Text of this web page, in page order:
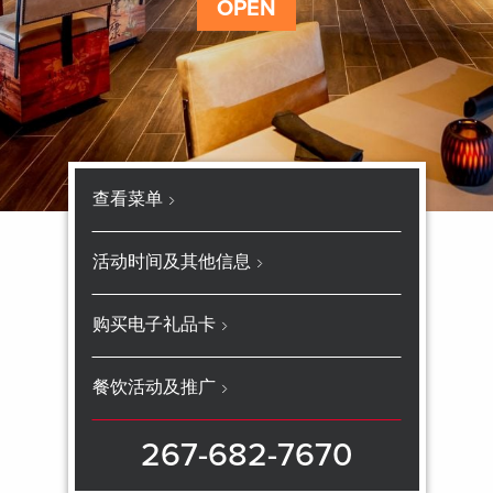
OPEN
查看菜单
活动时间及其他信息
购买电子礼品卡
餐饮活动及推广
267-682-7670